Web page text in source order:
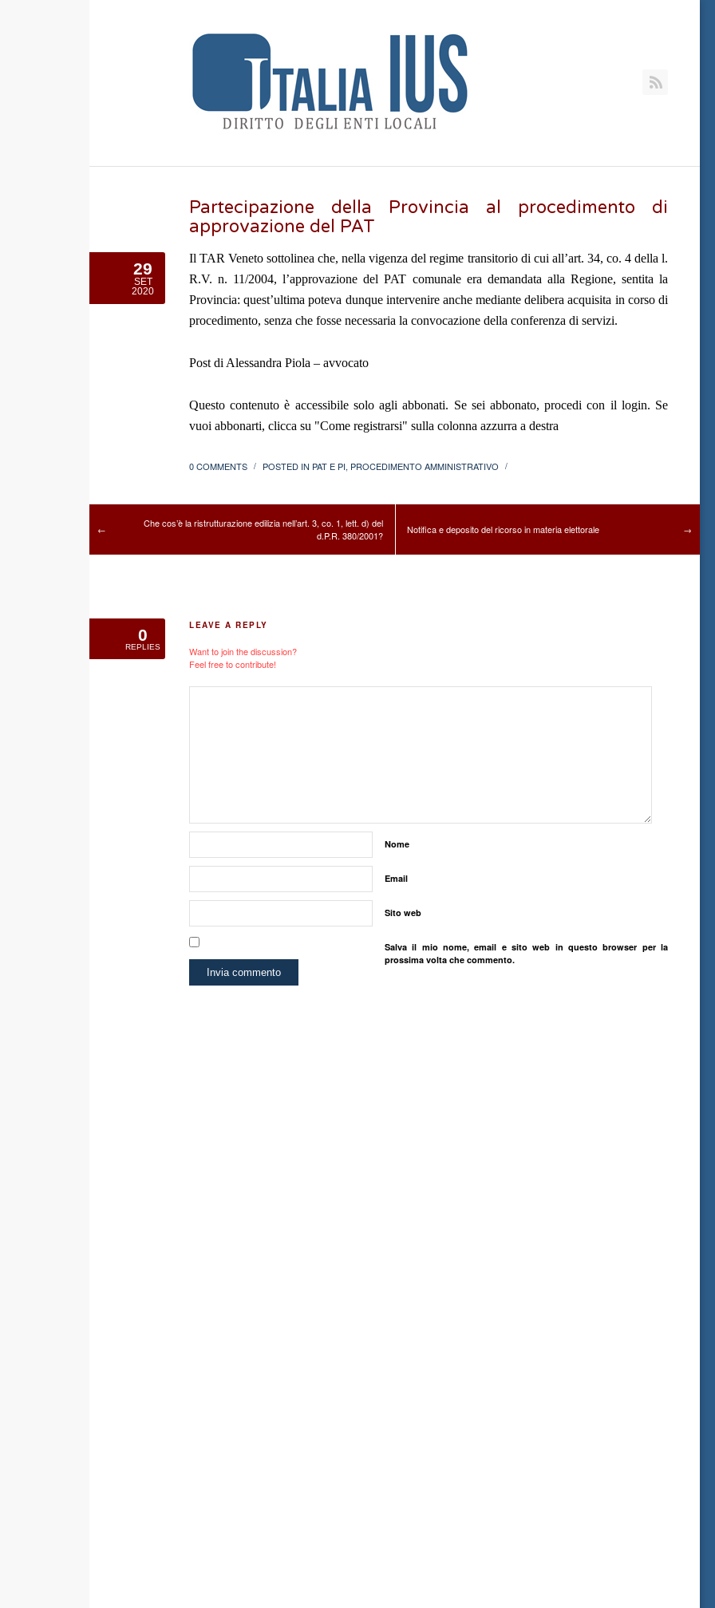
Partecipazione della Provincia al procedimento di
approvazione del PAT
29
SET
2020
Il TAR Veneto sottolinea che, nella vigenza del regime transitorio di cui all’art. 34, co. 4 della l.
R.V. n. 11/2004, l’approvazione del PAT comunale era demandata alla Regione, sentita la
Provincia: quest’ultima poteva dunque intervenire anche mediante delibera acquisita in corso di
procedimento, senza che fosse necessaria la convocazione della conferenza di servizi.
Post di Alessandra Piola – avvocato
Questo contenuto è accessibile solo agli abbonati. Se sei abbonato, procedi con il login. Se
vuoi abbonarti, clicca su "Come registrarsi" sulla colonna azzurra a destra
0 COMMENTS / POSTED IN PAT E PI, PROCEDIMENTO AMMINISTRATIVO /
←
Che cos’è la ristrutturazione edilizia nell’art. 3, co. 1, lett. d) del
d.P.R. 380/2001?
Notifica e deposito del ricorso in materia elettorale →
0
REPLIES
LEAVE A REPLY
Want to join the discussion?
Feel free to contribute!
Nome
Email
Sito web
Salva il mio nome, email e sito web in questo browser per la
prossima volta che commento.